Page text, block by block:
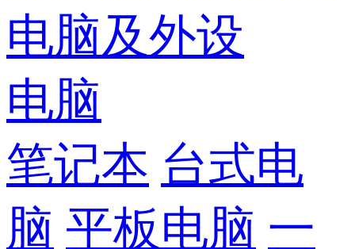
电脑及外设
电脑
笔记本 台式电
脑 平板电脑 一